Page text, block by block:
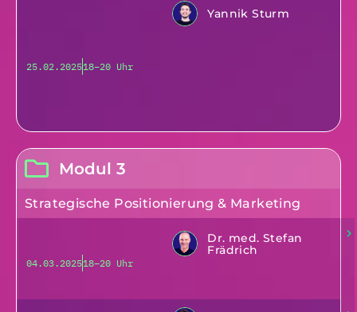
25.02.202518–20 Uhr
Yannik Sturm
Modul 3
Strategische Positionierung & Marketing
04.03.202518–20 Uhr
Dr. med. Stefan
Frädrich